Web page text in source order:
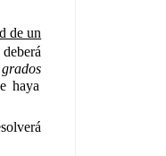
de un
haya